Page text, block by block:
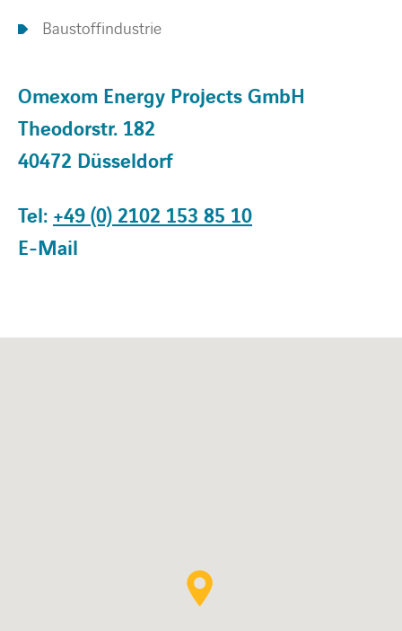
Baustoffindustrie
Omexom Energy Projects GmbH
Theodorstr. 182
40472 Düsseldorf
Tel: +49 (0) 2102 153 85 10
E-Mail